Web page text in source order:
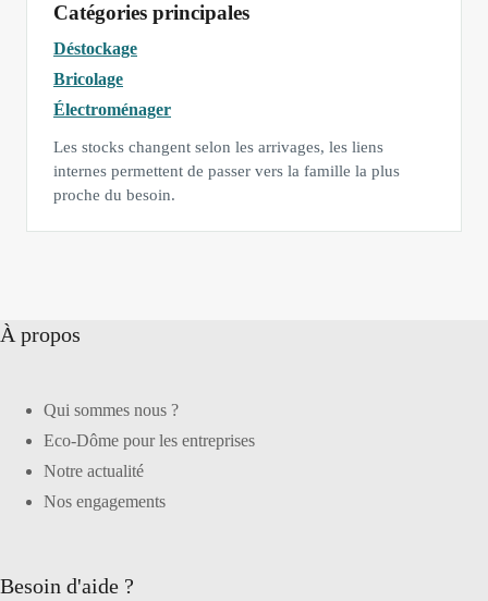
Catégories principales
Déstockage
Bricolage
Électroménager
Les stocks changent selon les arrivages, les liens
internes permettent de passer vers la famille la plus
proche du besoin.
À propos
Qui sommes nous ?
Eco-Dôme pour les entreprises
Notre actualité
Nos engagements
Besoin d'aide ?